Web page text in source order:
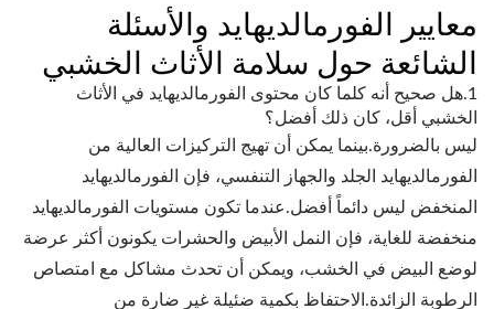
معايير الفورمالديهايد والأسئلة
الشائعة حول سلامة الأثاث الخشبي
1.هل صحيح أنه كلما كان محتوى الفورمالديهايد في الأثاث
الخشبي أقل، كان ذلك أفضل؟
ليس بالضرورة.بينما يمكن أن تهيج التركيزات العالية من
الفورمالديهايد الجلد والجهاز التنفسي، فإن الفورمالديهايد
المنخفض ليس دائماً أفضل.عندما تكون مستويات الفورمالديهايد
منخفضة للغاية، فإن النمل الأبيض والحشرات يكونون أكثر عرضة
لوضع البيض في الخشب، ويمكن أن تحدث مشاكل مع امتصاص
الرطوبة الزائدة.الاحتفاظ بكمية ضئيلة غير ضارة من